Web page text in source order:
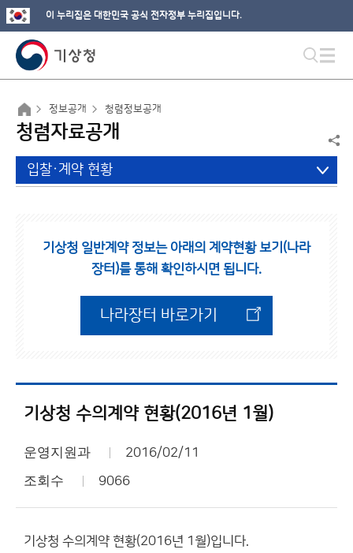
이 누리집은 대한민국 공식 전자정부 누리집입니다.
정보공개 청렴정보공개
청렴자료공개
입찰·계약 현황
기상청 일반계약 정보는 아래의 계약현황 보기(나라
장터)를 통해 확인하시면 됩니다.
나라장터 바로가기
기상청 수의계약 현황(2016년 1월)
운영지원과 2016/02/11
조회수 9066
기상청 수의계약 현황(2016년 1월)입니다.